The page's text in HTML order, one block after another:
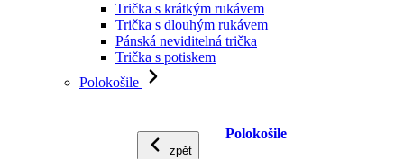
Trička s krátkým rukávem
Trička s dlouhým rukávem
Pánská neviditelná trička
Trička s potiskem
Polokošile
zpět
Polokošile